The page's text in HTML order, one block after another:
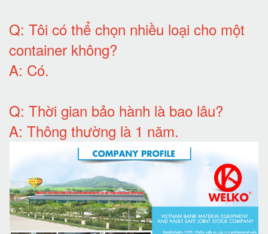
Q: Tôi có thể chọn nhiều loại cho một
container không?
A: Có.
Q: Thời gian bảo hành là bao lâu?
A: Thông thường là 1 năm.